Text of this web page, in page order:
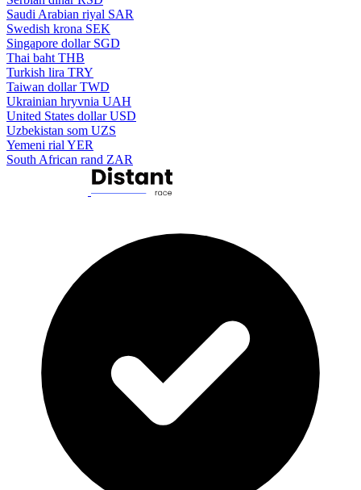
Saudi Arabian riyal SAR
Swedish krona SEK
Singapore dollar SGD
Thai baht THB
Turkish lira TRY
Taiwan dollar TWD
Ukrainian hryvnia UAH
United States dollar USD
Uzbekistan som UZS
Yemeni rial YER
South African rand ZAR